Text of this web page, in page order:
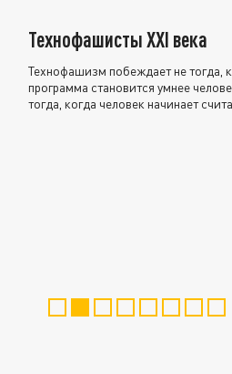
Технофашисты XXI века
Технофашизм побеждает не тогда,
программа становится умнее
тогда, когда человек начинает